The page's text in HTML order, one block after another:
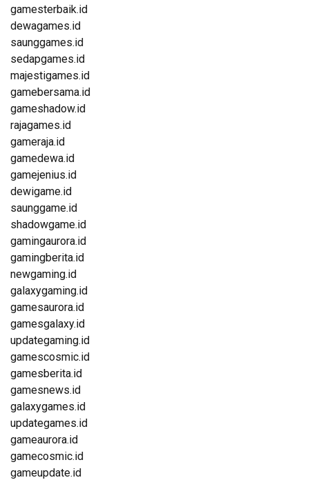
gamesterbaik.id
dewagames.id
saunggames.id
sedapgames.id
majestigames.id
gamebersama.id
gameshadow.id
rajagames.id
gameraja.id
gamedewa.id
gamejenius.id
dewigame.id
saunggame.id
shadowgame.id
gamingaurora.id
gamingberita.id
newgaming.id
galaxygaming.id
gamesaurora.id
gamesgalaxy.id
updategaming.id
gamescosmic.id
gamesberita.id
gamesnews.id
galaxygames.id
updategames.id
gameaurora.id
gamecosmic.id
gameupdate.id